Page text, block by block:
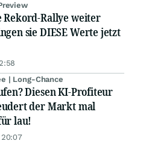
Rekord-Rallye weiter
sie DIESE Werte jetzt
| Long-Chance
Diesen KI-Profiteur
der Markt mal
lau!